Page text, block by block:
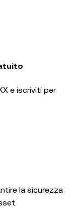
e iscriviti per
la sicurezza